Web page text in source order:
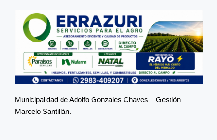
Municipalidad de Adolfo Gonzales Chaves – Gestión
Marcelo Santillán.